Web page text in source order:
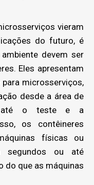
vieram
do futuro, é
devem ser
Eles apresentam
microsserviços,
desde a área de
até o teste e a
os contêineres
físicas ou
segundos ou até
do que as máquinas